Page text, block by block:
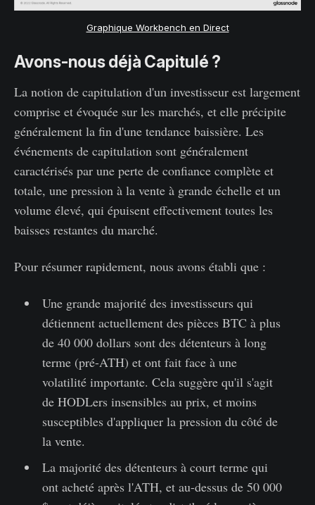
Graphique Workbench en Direct
Avons-nous déjà Capitulé ?
La notion de capitulation d'un investisseur est largement
comprise et évoquée sur les marchés, et elle précipite
généralement la fin d'une tendance baissière. Les
événements de capitulation sont généralement
caractérisés par une perte de confiance complète et
totale, une pression à la vente à grande échelle et un
volume élevé, qui épuisent effectivement toutes les
baisses restantes du marché.
Pour résumer rapidement, nous avons établi que :
Une grande majorité des investisseurs qui
détiennent actuellement des pièces BTC à plus
de 40 000 dollars sont des détenteurs à long
terme (pré-ATH) et ont fait face à une
volatilité importante. Cela suggère qu'il s'agit
de HODLers insensibles au prix, et moins
susceptibles d'appliquer la pression du côté de
la vente.
La majorité des détenteurs à court terme qui
ont acheté après l'ATH, et au-dessus de 50 000